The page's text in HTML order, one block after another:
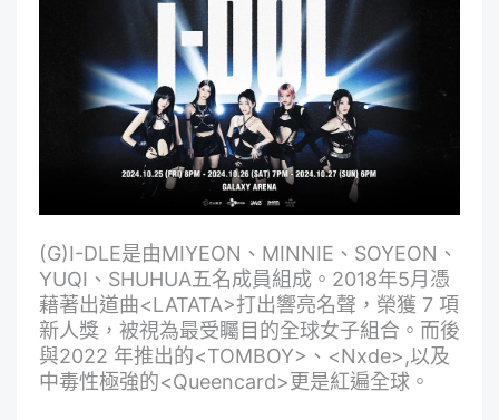
(G)I-DLE是由MIYEON、MINNIE、SOYEON、
YUQI、SHUHUA五名成員組成。2018年5月憑
藉著出道曲<LATATA>打出響亮名聲，榮獲 7 項
新人獎，被視為最受矚目的全球女子組合。而後
與2022 年推出的<TOMBOY>、<Nxde>,以及
中毒性極強的<Queencard>更是紅遍全球。